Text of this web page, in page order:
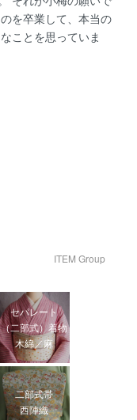
を卒業して、本当の
ことを思っていま
ITEM Group
セパレート
（二部式）着物
木綿／麻
二部式帯
西陣織